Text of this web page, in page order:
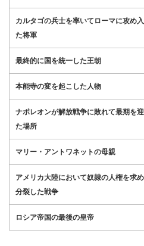
カルタゴの兵士を率いてローマに攻め
た将軍
最終的に国を統一した王朝
本能寺の変を起こした人物
ナポレオンが解放戦争に敗れて最期を迎
た場所
マリー・アントワネットの母親
アメリカ大陸において奴隷の人権を求
分裂した戦争
ロシア帝国の最後の皇帝